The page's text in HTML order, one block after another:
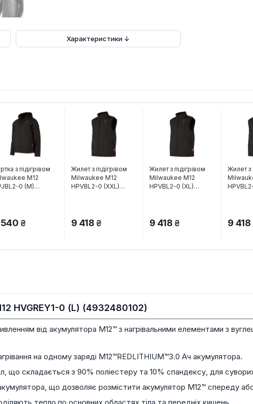
Характеристики ↓
з підігрівом
M12
0 (M)
Жилет з підігрівом
Milwaukee M12
HPVBL2-0 (XXL)
9 418
Жилет з підігрівом
Milwaukee M12
HPVBL2-0 (XL)
9 418
Жилет з
9 418
HVGREY1-0 (L) (4932480102)
від акумулятора M12™ з нагрівальними елементами з
на одному заряді M12™REDLITHIUM™3.0 Aч акумулятора.
що складається з 90% поліестеру та 10% спандексу, для
що дозволяє розмістити акумулятор M12™ спереду
тепло по основних областях тіла та передніх кишень.